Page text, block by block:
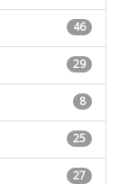
46
29
8
25
27